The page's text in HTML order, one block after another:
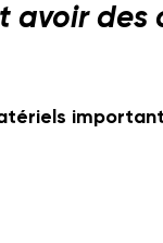
avoir des